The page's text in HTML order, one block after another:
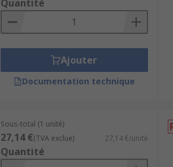
Quantité
Ajouter
Documentation technique
Sous-total (1 unité)
27,14 €(TVA exclue) 27,14 €/unité
Quantité